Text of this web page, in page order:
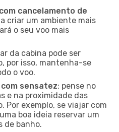
cancelamento de
criar um ambiente mais
o seu voo mais
da cabina pode ser
por isso, mantenha-se
o voo.
sensatez: pense no
e na proximidade das
Por exemplo, se viajar com
boa ideia reservar um
de banho.